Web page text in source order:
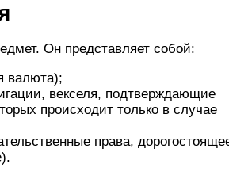
Он представляет собой:
валюта);
векселя, подтверждающие
происходит только в случае
права,